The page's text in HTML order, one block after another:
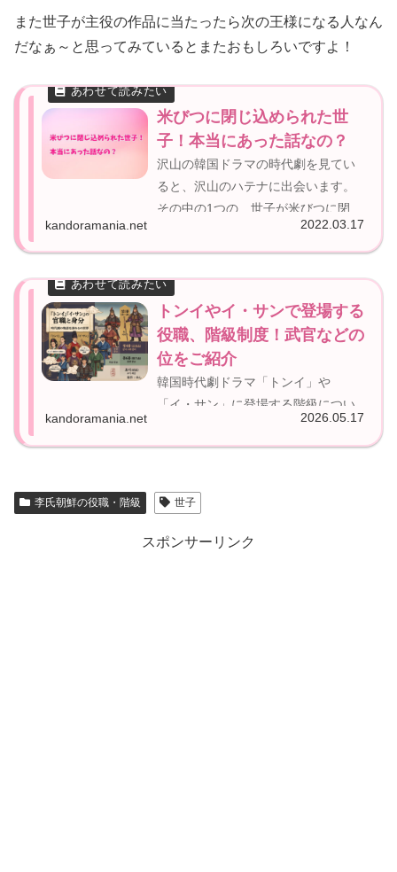
また世子が主役の作品に当たったら次の王様になる人なん
だなぁ～と思ってみているとまたおもしろいですよ！
米びつに閉じ込められた世
子！本当にあった話なの？
沢山の韓国ドラマの時代劇を見てい
ると、沢山のハテナに出会います。
その中の1つの、世子が米びつに閉じ
込められているという疑問。これ本
当にあった話？と、疑問に思わない
はずがない事件ですよね。さて、こ
の米びつに閉じ込められた世子は本
当にいたのか。...
kandoramania.net 2022.03.17
トンイやイ・サンで登場する
役職、階級制度！武官などの
位をご紹介
韓国時代劇ドラマ「トンイ」や
「イ・サン」に登場する階級につい
て。この2作品を見ていると、沢山の
階級がでてきます。なので、なんだ
て、聞いているだけでは暗号のよう
に聞こえてなんだかちょっと悪い意
味ではなく、くすっ...
kandoramania.net 2026.05.17
李氏朝鮮の役職・階級 世子
スポンサーリンク